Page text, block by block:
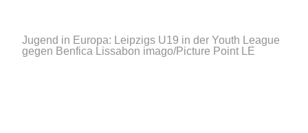
Jugend in Europa: Leipzigs U19 in der Youth League
gegen Benfica Lissabon imago/Picture Point LE